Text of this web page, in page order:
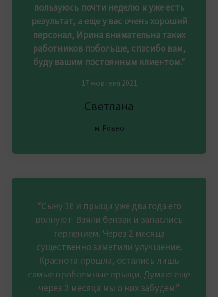
пользуюсь почти неделю и уже есть
результат, а еще у вас очень хороший
персонал, Ирина внимательна таких
работников побольше, спасибо вам,
буду вашим постоянным клиентом.”
17 жовтеня 2021
Светлана
м. Ровно
“Сыну 16 и прыщи уже два года его
волнуют. Взяли бензак и запаслись
терпением. Через 2 месяца
существенно заметили улучшение.
Краснота прошла, остались лишь
самые проблемные прыщи. Думаю еще
через 2 месяца мы о них забудем”